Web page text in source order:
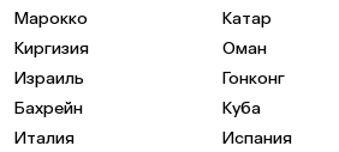
Марокко
Катар
Киргизия
Оман
Израиль
Гонконг
Бахрейн
Куба
Италия
Испания